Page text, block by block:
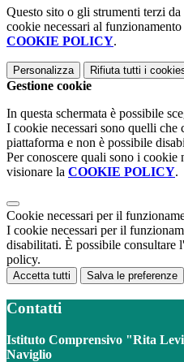
Questo sito o gli strumenti terzi
cookie necessari al
COOKIE POLICY.
Personalizza Rifiuta tutti i
Gestione cookie
In questa schermata è possibile
I cookie necessari sono quelli
piattaforma e non è possibile
Per conoscere quali sono i cookie
visionare la COOKIE POLICY.
Cookie necessari per il
I cookie necessari per il
disabilitati. È possibile consultare
policy.
Accetta tutti Salva le preferenze
Contatti
Istituto Comprensivo "Rita
Naviglio